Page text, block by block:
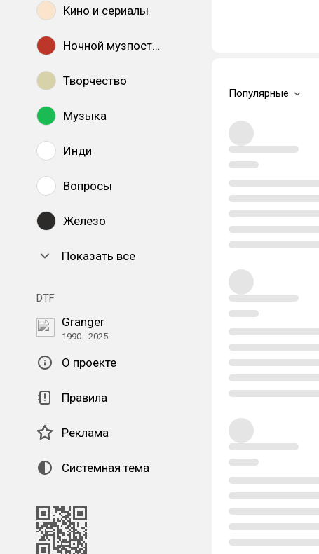
Кино и сериалы
Ночной музпостинг
Творчество
Музыка
Инди
Вопросы
Железо
Показать все
DTF
Granger
1990 - 2025
О проекте
Правила
Реклама
Системная тема
Популярные